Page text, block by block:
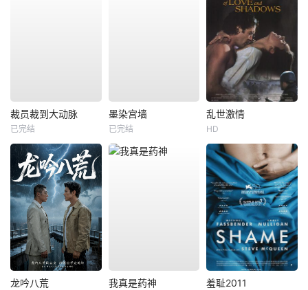
裁员裁到大动脉
已完结
墨染宫墙
已完结
乱世激情
HD
龙吟八荒 我真是药神 羞耻2011